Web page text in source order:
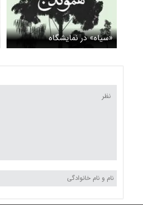
«سیاه» در نمایشگاه
«هموندگان» در گالری ریشه